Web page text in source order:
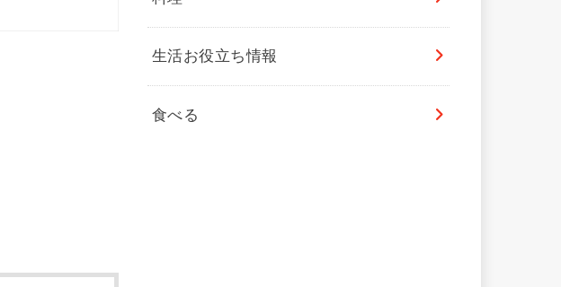
生活お役立ち情報
食べる